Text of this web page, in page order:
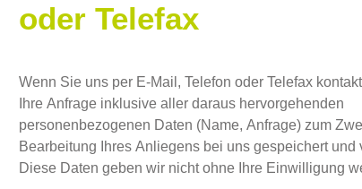
oder Telefax
Wenn Sie uns per E-Mail, Telefon oder Telefax
Ihre Anfrage inklusive aller daraus hervorgehenden
personenbezogenen Daten (Name, Anfrage) zum
Bearbeitung Ihres Anliegens bei uns gespeichert und
Diese Daten geben wir nicht ohne Ihre Einwilligung